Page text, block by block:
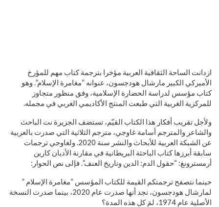
ازدانت الساحة الثقافية العربية مؤخرا بترجمة كتاب مهم للمؤرخ
الأميركي الكبير مارشال هودجسون، عنوانه “مغامرة الإسلام”. وهو
كتاب مؤسس لدراسة الحضارة الإسلامية، وفق منظور متجاوز
للمركزية الغربية التي طبعت المنتج الأكاديمي الغربي في مجمله.
ولأجل تقريب أفكار هذا الكتاب القيّم، تستضف الجزيرة نت الباحث
والشاعر والمترجم أسامة غاوجي، مترجم الثلاثية التي صدرت بالعربية
عن الشبكة العربية للأبحاث والنشر سنة 2020. ولغاوجي ترجمات
سابقة أبرزها كتاب الباحثة البريطانية في مقارنة الأديان كارين
أرمسترونغ: “حقول الدم: الدين وتاريخ العنف”. فإلى نص الحوار:
حينما نتصفح ترجمتكم القيمة للكتاب المؤسس “مغامرة الإسلام ”
لمارشال هودجسون، نجد أنها صدرت عام 2020، بينما صدرت النسخة
الأصلية عام 1974، لمَ كل هذه المدة؟